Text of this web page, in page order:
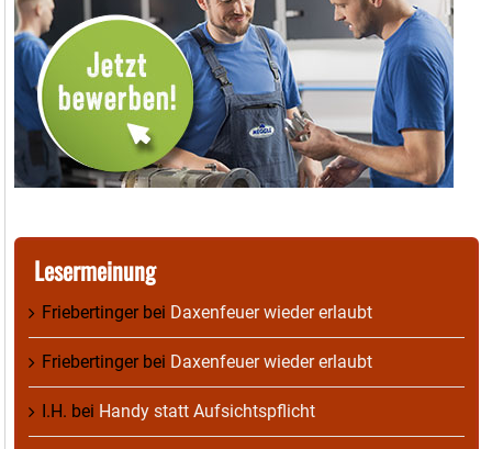
Lesermeinung
Friebertingerbei Daxenfeuer wieder erlaubt
Friebertingerbei Daxenfeuer wieder erlaubt
I.H. bei Handy statt Aufsichtspflicht